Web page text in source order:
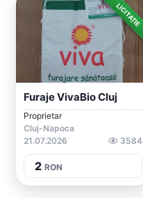
LICITAȚIE
Furaje VivaBio Cluj
Proprietar
Cluj-Napoca
21.07.2026
3584
2 RON